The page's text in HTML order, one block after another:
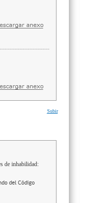
Subir
de inhabilidad:
del Código